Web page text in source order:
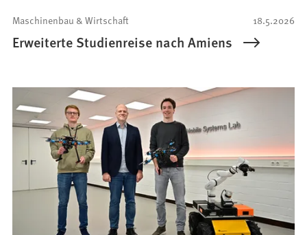
18.5.2026
Maschinenbau & Wirtschaft
Erweiterte Studienreise nach Amiens